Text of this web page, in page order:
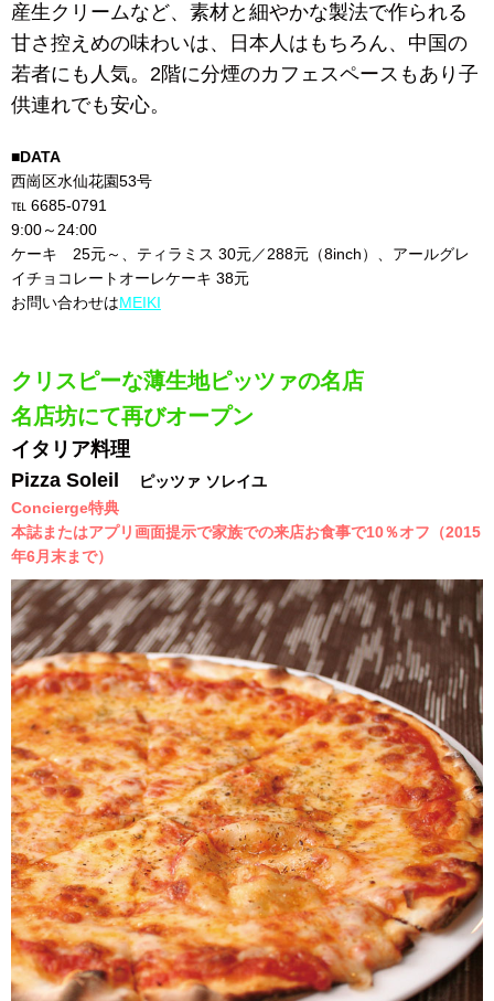
産生クリームなど、素材と細やかな製法で作られる
甘さ控えめの味わいは、日本人はもちろん、中国の
若者にも人気。2階に分煙のカフェスペースもあり子
供連れでも安心。
■DATA
西崗区水仙花園53号
℡ 6685-0791
9:00～24:00
ケーキ 25元～、ティラミス 30元／288元（8inch）、アールグレ
イチョコレートオーレケーキ 38元
お問い合わせはMEIKI
クリスピーな薄生地ピッツァの名店
名店坊にて再びオープン
イタリア料理
Pizza Soleil
ピッツァ ソレイユ
Concierge特典
本誌またはアプリ画面提示で家族での来店お食事で10％オフ（2015
年6月末まで）